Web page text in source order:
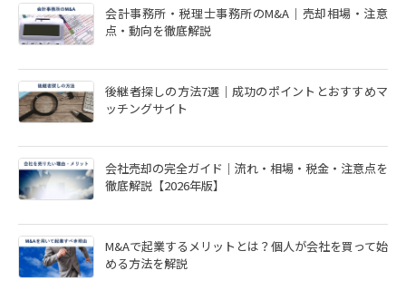
会計事務所・税理士事務所のM&A｜売却相場・注意
点・動向を徹底解説
後継者探しの方法7選｜成功のポイントとおすすめマ
ッチングサイト
会社売却の完全ガイド｜流れ・相場・税金・注意点を
徹底解説【2026年版】
M&Aで起業するメリットとは？個人が会社を買って始
める方法を解説